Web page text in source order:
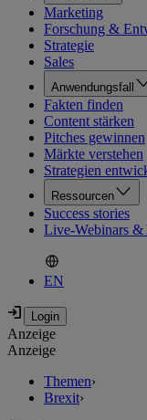
Marketing
Forschung &
Strategie
Sales
Anwendungsfall
Fakten finden
Content stärken
Pitches gewinnen
Märkte verstehen
Strategien
Ressourcen
Success stories
Live-Webinars &
EN
Anzeige
Anzeige
Themen›
Brexit›